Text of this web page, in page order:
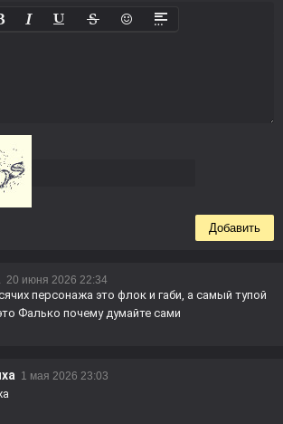
Добавить
20 июня 2026 22:34
персонажа это флок и габи, а самый тупой
Фалько почему думайте сами
1 мая 2026 23:03